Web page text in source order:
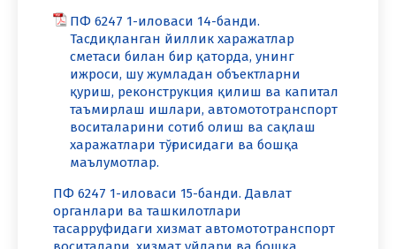
ПФ 6247 1-иловаси 14-банди.
Тасдиқланган йиллик харажатлар
сметаси билан бир қаторда, унинг
ижроси, шу жумладан объектларни
қуриш, реконструкция қилиш ва капитал
таъмирлаш ишлари, автомототранспорт
воситаларини сотиб олиш ва сақлаш
харажатлари тўғрисидаги ва бошқа
маълумотлар.
ПФ 6247 1-иловаси 15-банди. Давлат
органлари ва ташкилотлари
тасарруфидаги хизмат автомототранспорт